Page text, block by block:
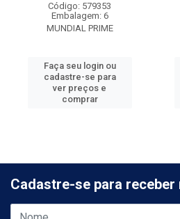
Código: 579353
Embalagem: 6
MUNDIAL PRIME
Faça seu login ou
cadastre-se para
ver preços e
comprar
Cadastre-se para